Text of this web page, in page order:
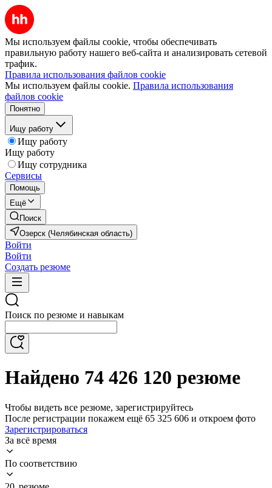
Мы используем файлы cookie, чтобы обеспечивать
правильную работу нашего веб-сайта и анализировать сетевой
трафик.
Правила использования файлов cookie
Мы используем файлы cookie. Правила использования
файлов cookie
Понятно
Ищу работу
Ищу работу
Ищу работу
Ищу сотрудника
Сервисы
Помощь
Ещё
Поиск
Озерск (Челябинская область)
Войти
Войти
Создать резюме
Поиск по резюме и навыкам
Найдено 74 426 120 резюме
Чтобы видеть все резюме, зарегистрируйтесь
После регистрации покажем ещё 65 325 606 и откроем фото
Зарегистрироваться
За всё время
По соответствию